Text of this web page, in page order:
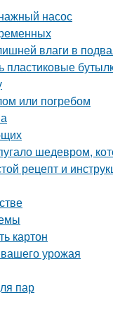
насос
влаги в
или погребом
шедевром,
рецепт и
картон
урожая
пар